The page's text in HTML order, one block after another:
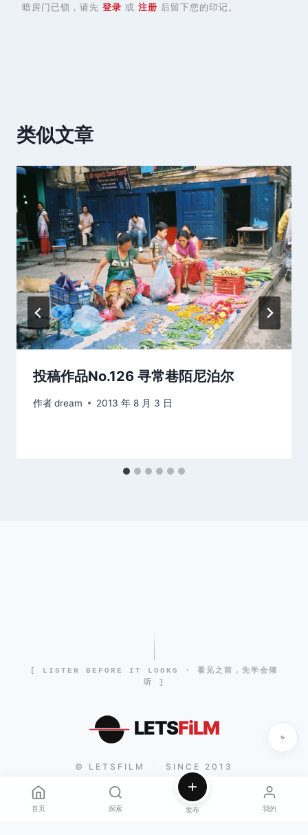
暗房门已锁，请先 登录 或 注册 后留下您的印记。
类似文章
投稿作品No.126 寻常巷陌尼泊尔
作者dream 2013 年 8 月 3 日
[ LISTEN BEFORE IT LOOKS · 看见之前，先学会倾
听 ]
LETSFiLM
© LETSFILM SINCE 2013
首页 探索 发布 我的